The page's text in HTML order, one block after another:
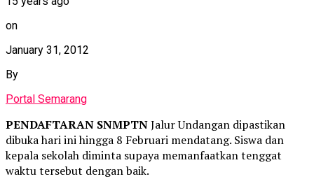
on
January 31, 2012
By
Portal Semarang
PENDAFTARAN SNMPTNJalur Undangan dipastikan
dibuka hari ini hingga 8 Februari mendatang. Siswa dan
kepala sekolah diminta supaya memanfaatkan tenggat
waktu tersebut dengan baik.